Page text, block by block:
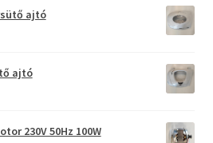
ajtó
ajtó
230V 50Hz 100W